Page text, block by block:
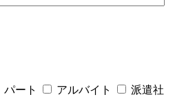
パート アルバイト
派遣社